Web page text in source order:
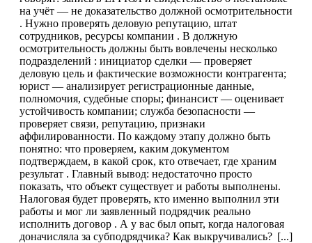
на учёт — не доказательство должной осмотрительности
. Нужно проверять деловую репутацию, штат
сотрудников, ресурсы компании . В должную
осмотрительность должны быть вовлечены несколько
подразделений : инициатор сделки — проверяет
деловую цель и фактические возможности контрагента;
юрист — анализирует регистрационные данные,
полномочия, судебные споры; финансист — оценивает
устойчивость компании; служба безопасности —
проверяет связи, репутацию, признаки
аффилированности. По каждому этапу должно быть
понятно: что проверяем, каким документом
подтверждаем, в какой срок, кто отвечает, где храним
результат . Главный вывод: недостаточно просто
показать, что объект существует и работы выполнены.
Налоговая будет проверять, кто именно выполнил эти
работы и мог ли заявленный подрядчик реально
исполнить договор . А у вас был опыт, когда налоговая
доначисляла за субподрядчика? Как выкручивались? [...]